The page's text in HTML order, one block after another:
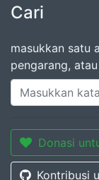
Cari
masukkan satu
pengarang,
Donasi
Kontribusi